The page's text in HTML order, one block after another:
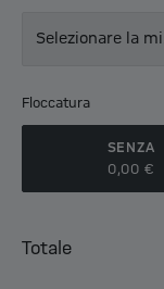
Selezionare la
Floccatura
SENZA
0,00 €
Totale